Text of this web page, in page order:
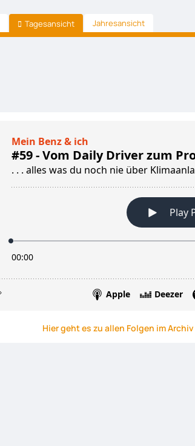
Tagesansicht Jahresansicht
Hier geht es zu allen Folgen im Archiv